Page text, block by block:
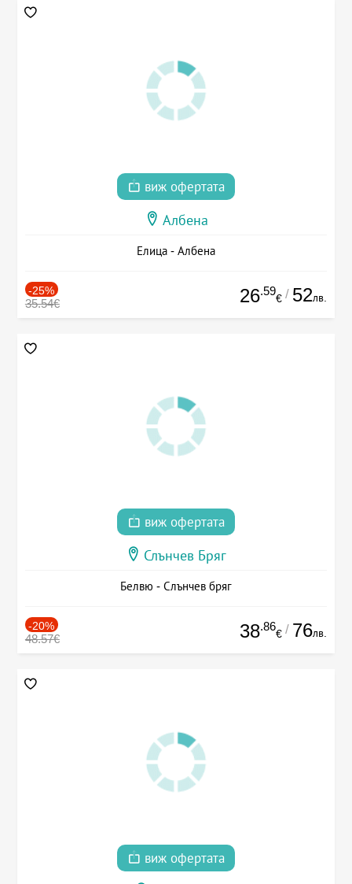
виж офертата
Албена
Елица - Албена
-25%
35.54€ 26.59
€ / 52лв.
виж офертата
Слънчев Бряг
Белвю - Слънчев бряг
-20%
48.57€ 38.86
€ / 76лв.
виж офертата